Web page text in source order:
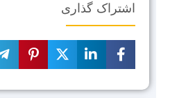
اشتراک گذاری